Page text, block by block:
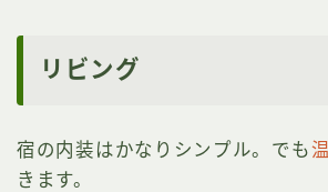
リビング
宿の内装はかなりシンプル。でも
きます。